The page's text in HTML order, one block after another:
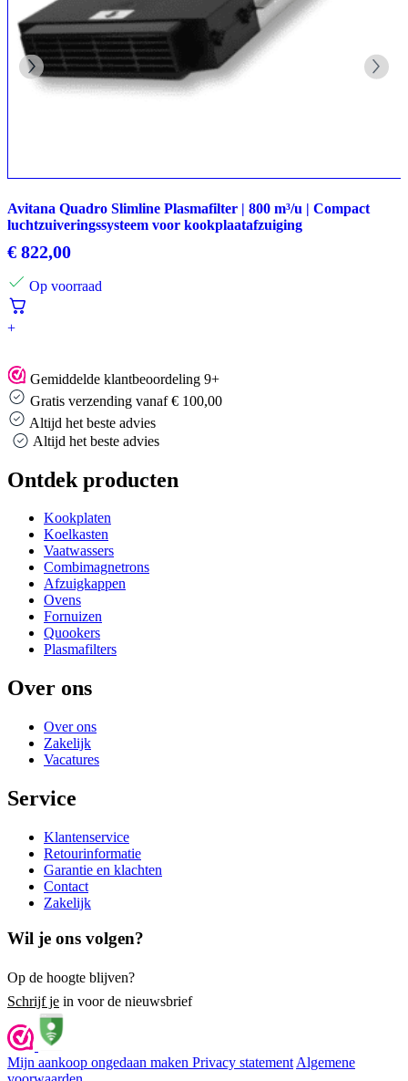
Avitana Quadro Slimline Plasmafilter | 800 m³/u | Compact
luchtzuiveringssysteem voor kookplaatafzuiging
€ 822,00
Op voorraad
+
Gemiddelde klantbeoordeling 9+
Gratis verzending vanaf € 100,00
Altijd het beste advies
Altijd het beste advies
Ontdek producten
Kookplaten
Koelkasten
Vaatwassers
Combimagnetrons
Afzuigkappen
Ovens
Fornuizen
Quookers
Plasmafilters
Over ons
Over ons
Zakelijk
Vacatures
Service
Klantenservice
Retourinformatie
Garantie en klachten
Contact
Zakelijk
Wil je ons volgen?
Op de hoogte blijven?
Schrijf je in voor de nieuwsbrief
Mijn aankoop ongedaan maken Privacy statement Algemene